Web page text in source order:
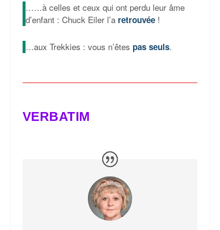
……à celles et ceux qui ont perdu leur âme
d’enfant : Chuck Eiler l’a retrouvée !
…aux Trekkies : vous n’êtes pas seuls.
VERBATIM